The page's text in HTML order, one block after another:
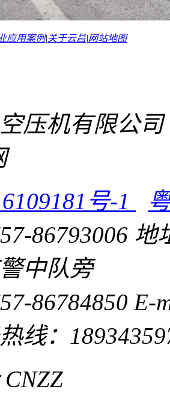
应用案例|关于云昌|网站地图
压机有限公
号-1
86793006
中队旁
86784850 E-
线：